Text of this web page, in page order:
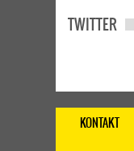
TWITTER
KONTAKT